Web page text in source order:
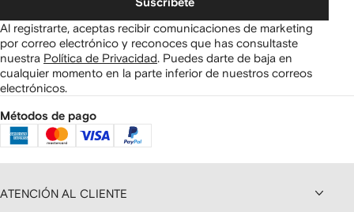
Suscríbete
Al registrarte, aceptas recibir comunicaciones de marketing
por correo electrónico y reconoces que has consultaste
nuestra Política de Privacidad Puedes darte de baja en
cualquier momento en la parte inferior de nuestros correos
electrónicos.
Métodos de pago
ATENCIÓN AL CLIENTE